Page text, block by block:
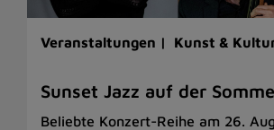
Veranstaltungen | Kunst &
Sunset Jazz auf der
Beliebte Konzert-Reihe am 26.